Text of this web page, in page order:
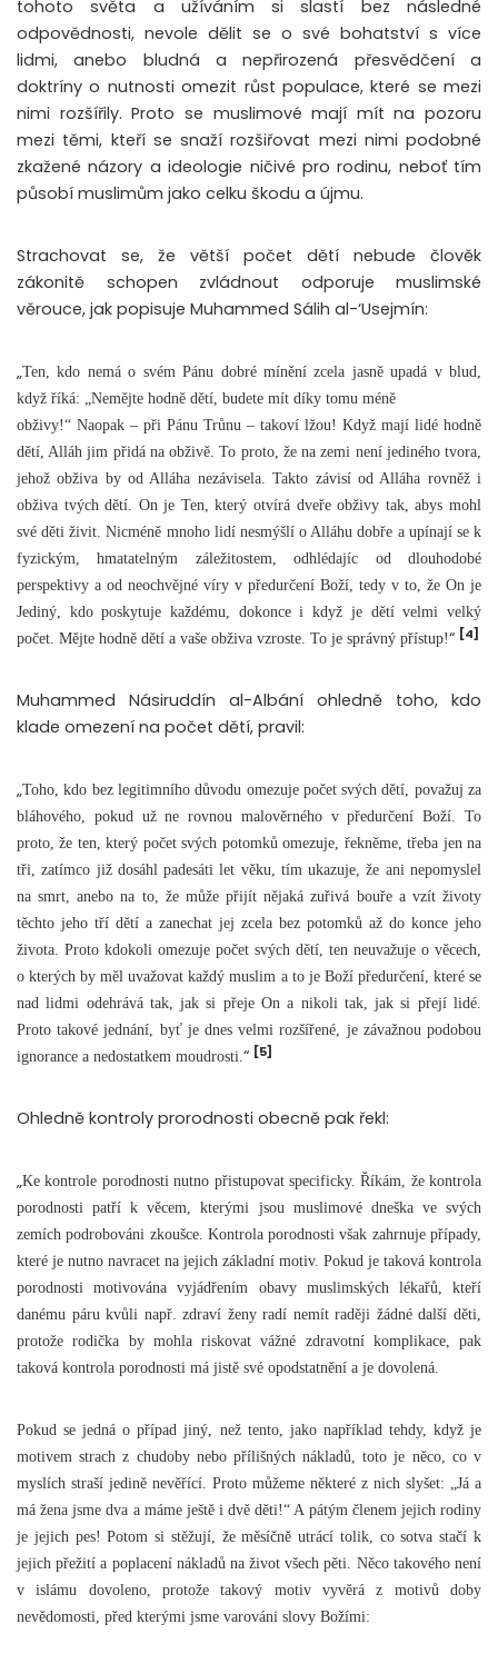
tohoto světa a užíváním si slastí bez následné
odpovědnosti, nevole dělit se o své bohatství s více
lidmi, anebo bludná a nepřirozená přesvědčení a
doktríny o nutnosti omezit růst populace, které se mezi
nimi rozšířily. Proto se muslimové mají mít na pozoru
mezi těmi, kteří se snaží rozšiřovat mezi nimi podobné
zkažené názory a ideologie ničivé pro rodinu, neboť tím
působí muslimům jako celku škodu a újmu.
Strachovat se, že větší počet dětí nebude člověk
zákonitě schopen zvládnout odporuje muslimské
věrouce, jak popisuje Muhammed Sálih al-‘Usejmín:
„Ten, kdo nemá o svém Pánu dobré mínění zcela jasně upadá v blud,
když říká: „Nemějte hodně dětí, budete mít díky tomu méně
obživy!“ Naopak – při Pánu Trůnu – takoví lžou! Když mají lidé hodně
dětí, Alláh jim přidá na obživě. To proto, že na zemi není jediného tvora,
jehož obživa by od Alláha nezávisela. Takto závisí od Alláha rovněž i
obživa tvých dětí. On je Ten, který otvírá dveře obživy tak, abys mohl
své děti živit. Nicméně mnoho lidí nesmýšlí o Alláhu dobře a upínají se k
fyzickým, hmatatelným záležitostem, odhlédajíc od dlouhodobé
perspektivy a od neochvějné víry v předurčení Boží, tedy v to, že On je
Jediný, kdo poskytuje každému, dokonce i když je dětí velmi velký
počet. Mějte hodně dětí a vaše obživa vzroste. To je správný přístup!“ [4]
Muhammed Násiruddín al-Albání ohledně toho, kdo
klade omezení na počet dětí, pravil:
„Toho, kdo bez legitimního důvodu omezuje počet svých dětí, považuj za
bláhového, pokud už ne rovnou malověrného v předurčení Boží. To
proto, že ten, který počet svých potomků omezuje, řekněme, třeba jen na
tři, zatímco již dosáhl padesáti let věku, tím ukazuje, že ani nepomyslel
na smrt, anebo na to, že může přijít nějaká zuřivá bouře a vzít životy
těchto jeho tří dětí a zanechat jej zcela bez potomků až do konce jeho
života. Proto kdokoli omezuje počet svých dětí, ten neuvažuje o věcech,
o kterých by měl uvažovat každý muslim a to je Boží předurčení, které se
nad lidmi odehrává tak, jak si přeje On a nikoli tak, jak si přejí lidé.
Proto takové jednání, byť je dnes velmi rozšířené, je závažnou podobou
ignorance a nedostatkem moudrosti. “ [5]
Ohledně kontroly prorodnosti obecně pak řekl:
„Ke kontrole porodnosti nutno přistupovat specificky. Říkám, že kontrola
porodnosti patří k věcem, kterými jsou muslimové dneška ve svých
zemích podrobováni zkoušce. Kontrola porodnosti však zahrnuje případy,
které je nutno navracet na jejich základní motiv. Pokud je taková kontrola
porodnosti motivována vyjádřením obavy muslimských lékařů, kteří
danému páru kvůli např. zdraví ženy radí nemít raději žádné další děti,
protože rodička by mohla riskovat vážné zdravotní komplikace, pak
taková kontrola porodnosti má jistě své opodstatnění a je dovolená.
Pokud se jedná o případ jiný, než tento, jako například tehdy, když je
motivem strach z chudoby nebo přílišných nákladů, toto je něco, co v
myslích straší jedině nevěřící. Proto můžeme některé z nich slyšet: „Já a
má žena jsme dva a máme ještě i dvě děti!“ A pátým členem jejich rodiny
je jejich pes! Potom si stěžují, že měsíčně utrácí tolik, co sotva stačí k
jejich přežití a poplacení nákladů na život všech pěti. Něco takového není
v islámu dovoleno, protože takový motiv vyvěrá z motivů doby
nevědomosti, před kterými jsme varováni slovy Božími: